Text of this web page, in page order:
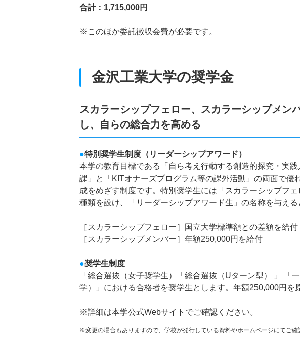
合計：1,715,000円
※このほか委託徴収会費が必要です。
金沢工業大学の奨学金
スカラーシップフェロー、スカラーシップメン
し、自らの総合力を高める
●特別奨学生制度（リーダーシップアワード）
本学の教育目標である「自ら考え行動する創造的探究・実
課」と「KITオナーズプログラム等の課外活動」の両面で優
成をめざす制度です。特別奨学生には「スカラーシップフ
種類を設け、「リーダーシップアワード生」の名称を与える
［スカラーシップフェロー］国立大学標準額との差額を給付
［スカラーシップメンバー］年額250,000円を給付
●奨学生制度
「総合選抜（女子奨学生）「総合選抜（Uターン型） 」 「
学）」における合格者を奨学生とします。年額250,000円を
※詳細は本学公式Webサイトでご確認ください。
※変更の場合もありますので、学校が発行している資料やホームページにてご確